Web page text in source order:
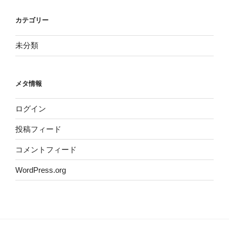
カテゴリー
未分類
メタ情報
ログイン
投稿フィード
コメントフィード
WordPress.org